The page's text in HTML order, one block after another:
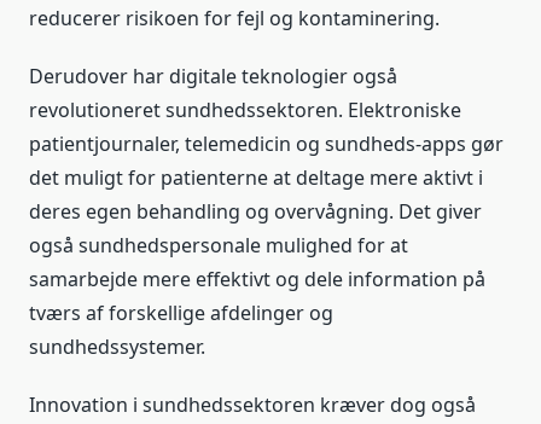
reducerer risikoen for fejl og kontaminering.
Derudover har digitale teknologier også
revolutioneret sundhedssektoren. Elektroniske
patientjournaler, telemedicin og sundheds-apps gør
det muligt for patienterne at deltage mere aktivt i
deres egen behandling og overvågning. Det giver
også sundhedspersonale mulighed for at
samarbejde mere effektivt og dele information på
tværs af forskellige afdelinger og
sundhedssystemer.
Innovation i sundhedssektoren kræver dog også